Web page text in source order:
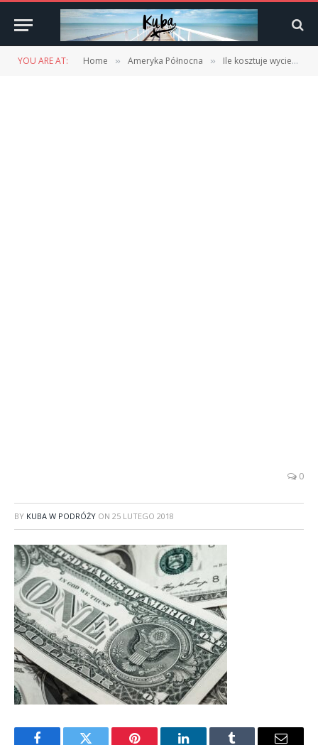
YOU ARE AT: Home » Ameryka Północna » Ile kosztuje wycieczka na zachodnie wybrzeże USA? Jak przygotować budżet do USA?
0
BY KUBA W PODRÓŻY ON 25 LUTEGO 2018